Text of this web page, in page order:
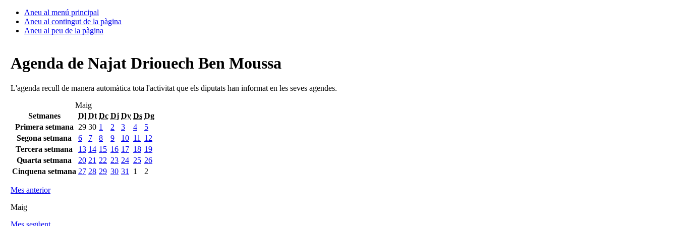
Aneu al menú principal
Aneu al contingut de la pàgina
Aneu al peu de la pàgina
Agenda de Najat Driouech Ben Moussa
L'agenda recull de manera automàtica tota l'activitat que els diputats han informat en les seves agendes.
Maig
Setmanes
Dl Dt Dc Dj Dv Ds Dg
Primera setmana
29 30 1 2 3 4
5
Segona setmana
6 7 8 9 10 11
12
Tercera setmana
13 14 15 16 17 18 19
Quarta setmana
20 21 22 23 24 25 26
Cinquena setmana 27 28 29 30 31 1 2
Mes anterior
Maig
Mes següent